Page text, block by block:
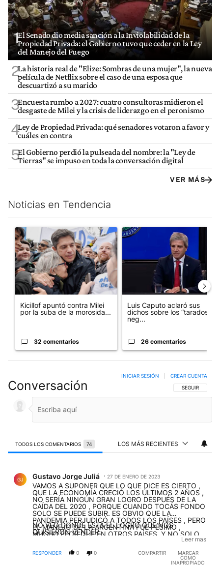
1El Senado dio media sanción a la Inviolabilidad de la
Propiedad Privada: el Gobierno tuvo que ceder en la Ley
del Manejo del Fuego
2La historia real de "Elize: Sombras de una mujer", la nueva
película de Netflix sobre el caso de una esposa que
descuartizó a su marido
3Encuesta rumbo a 2027: cuatro consultoras midieron el
desgaste de Milei y la crisis de liderazgo en el peronismo
4Ley de Propiedad Privada: qué senadores votaron a favor y
cuáles en contra
5El Gobierno perdió la pulseada del nombre: la "Ley de
Tierras" se impuso en toda la conversación digital
VER MÁS
Noticias en Tendencia
Este listado muestra los artículos con más comentarios en los
Un artículo de tendencia con el título "Kicillof apuntó contra
Kicillof apuntó contra Milei
por la suba de la morosida...
32 comentarios
Un artículo de tendencia con
Luis Caputo aclaró sus
dichos sobre los “tarados” y
neg...
26 comentarios
Conversación SIGA ESTA
SEGUIR
INICIAR SESIÓN CREAR CUENTA
TODOS LOS COMENTARIOS 74 LOS MÁS RECIENTES
GJ Gustavo Jorge Juliá 27 DE ENERO DE 2023
VAMOS A SUPONER QUE LO QUE DICE ES CIERTO ,
QUE LA ECONOMÍA CRECIÓ LOS ÚLTIMOS 2 AÑOS ,
NO SERÍA NINGÚN GRAN LOGRO DESPUÉS DE LA
CAÍDA DEL 2020 , PORQUE CUANDO TOCÁS FONDO
SOLO SE PUEDE SUBIR. ES OBVIO QUE LA
PANDEMIA PERJUDICÓ A TODOS LOS PAÍSES , PERO
EL MANEJO DE LA ARGENTINA FUE PÉSIMO ,
MUCHO PEOR QUE EN OTROS PAÍSES. Y NO SOLO
DESDE LO ECONÓMICO , DESDE LO SANITARIO
TAMBIÉN FUE UN FRACASO , PORQUE HUBO
MUCHAS MAS MUERTES DE LAS QUE
CORRESPONDÍAN , SEGÚN LA CANTIDAD DE
NO VEO DONDE ESTÁ EL LOGRO QUE NOS
QUISIERON VENDER.
Leer mas
RESPONDER 0 0 COMPARTIR
MARCAR
COMO
INAPROPIADO